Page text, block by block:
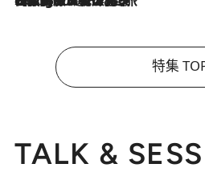
特集
TALK &